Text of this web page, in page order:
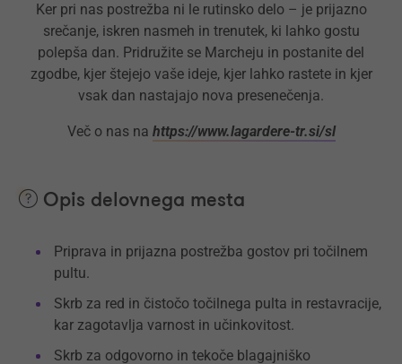
Ker pri nas postrežba ni le rutinsko delo – je prijazno
srečanje, iskren nasmeh in trenutek, ki lahko gostu
polepša dan. Pridružite se Marcheju in postanite del
zgodbe, kjer štejejo vaše ideje, kjer lahko rastete in kjer
vsak dan nastajajo nova presenečenja.
Več o nas na https://www.lagardere-tr.si/sl
Opis delovnega mesta
Priprava in prijazna postrežba gostov pri točilnem
pultu.
Skrb za red in čistočo točilnega pulta in restavracije,
kar zagotavlja varnost in učinkovitost.
Skrb za odgovorno in tekoče blagajniško